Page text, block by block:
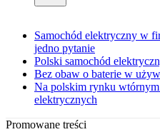
Samochód elektryczny w
jedno pytanie
Polski samochód
Bez obaw o baterie w
Na polskim rynku
elektrycznych
Promowane treści